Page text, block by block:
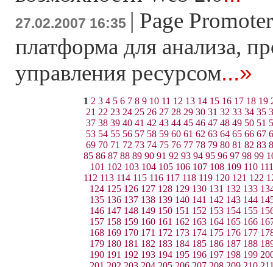
27.02.2007 16:35 | Page
платформа для анализа,
управления ресурсом...»
1 2 3 4 5 6 7 8 9 10 11 12 13 14 15 16 17 18 19
21 22 23 24 25 26 27 28 29 30 31 32 33 34 35
37 38 39 40 41 42 43 44 45 46 47 48 49 50 51
53 54 55 56 57 58 59 60 61 62 63 64 65 66 67
69 70 71 72 73 74 75 76 77 78 79 80 81 82 83
85 86 87 88 89 90 91 92 93 94 95 96 97 98 99
101 102 103 104 105 106 107 108 109 110 111
112 113 114 115 116 117 118 119 120 121 122
124 125 126 127 128 129 130 131 132 133
135 136 137 138 139 140 141 142 143 144
146 147 148 149 150 151 152 153 154 155
157 158 159 160 161 162 163 164 165 166
168 169 170 171 172 173 174 175 176 177
179 180 181 182 183 184 185 186 187 188
190 191 192 193 194 195 196 197 198 199